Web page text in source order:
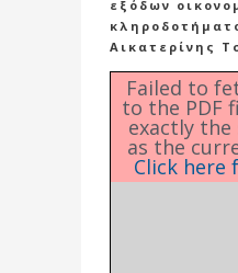
εξόδων
Αικατερίνης
Failed to
to the PDF
exactly the
as the
Click here